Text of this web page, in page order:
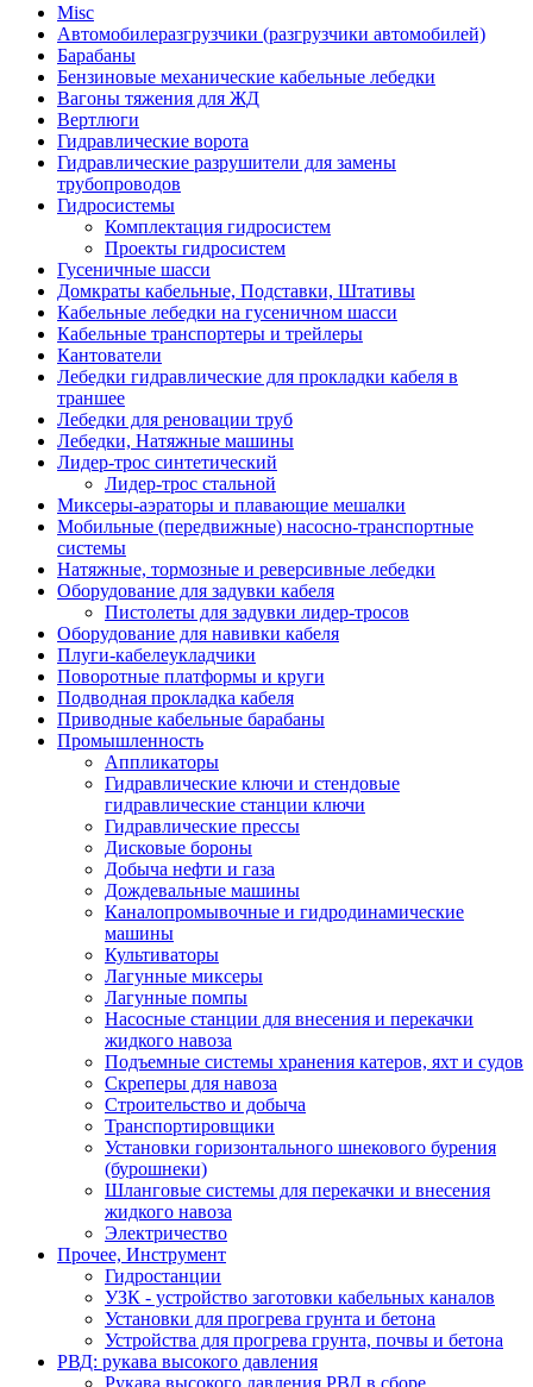
Misc
Автомобилеразгрузчики (разгрузчики автомобилей)
Барабаны
Бензиновые механические кабельные лебедки
Вагоны тяжения для ЖД
Вертлюги
Гидравлические ворота
Гидравлические разрушители для замены
трубопроводов
Гидросистемы
Комплектация гидросистем
Проекты гидросистем
Гусеничные шасси
Домкраты кабельные, Подставки, Штативы
Кабельные лебедки на гусеничном шасси
Кабельные транспортеры и трейлеры
Кантователи
Лебедки гидравлические для прокладки кабеля в
траншее
Лебедки для реновации труб
Лебедки, Натяжные машины
Лидер-трос синтетический
Лидер-трос стальной
Миксеры-аэраторы и плавающие мешалки
Мобильные (передвижные) насосно-транспортные
системы
Натяжные, тормозные и реверсивные лебедки
Оборудование для задувки кабеля
Пистолеты для задувки лидер-тросов
Оборудование для навивки кабеля
Плуги-кабелеукладчики
Поворотные платформы и круги
Подводная прокладка кабеля
Приводные кабельные барабаны
Промышленность
Аппликаторы
Гидравлические ключи и стендовые
гидравлические станции ключи
Гидравлические прессы
Дисковые бороны
Добыча нефти и газа
Дождевальные машины
Каналопромывочные и гидродинамические
машины
Культиваторы
Лагунные миксеры
Лагунные помпы
Насосные станции для внесения и перекачки
жидкого навоза
Подъемные системы хранения катеров, яхт и судов
Скреперы для навоза
Строительство и добыча
Транспортировщики
Установки горизонтального шнекового бурения
(бурошнеки)
Шланговые системы для перекачки и внесения
жидкого навоза
Электричество
Прочее, Инструмент
Гидростанции
УЗК - устройство заготовки кабельных каналов
Установки для прогрева грунта и бетона
Устройства для прогрева грунта, почвы и бетона
РВД: рукава высокого давления
Рукава высокого давления РВД в сборе